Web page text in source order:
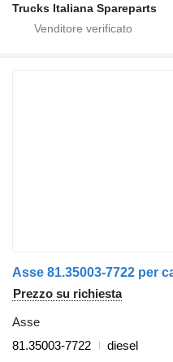
Trucks Italiana Spareparts
Asse 81.35003-7722 per
Prezzo su richiesta
Asse
81.35003-7722
diesel